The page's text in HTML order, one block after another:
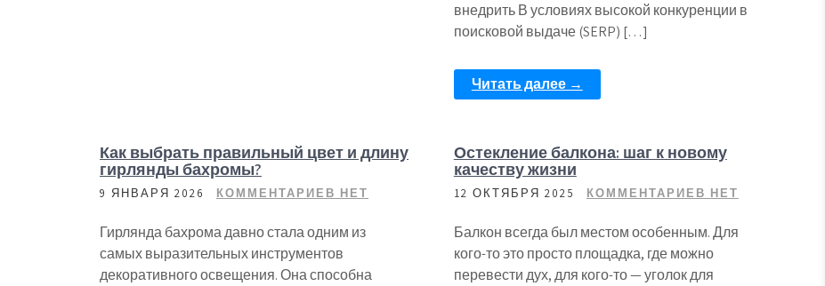
внедрить В условиях высокой конкуренции в
поисковой выдаче (SERP) […]
Читать далее →
Как выбрать правильный цвет и длину
гирлянды бахромы?
9 ЯНВАРЯ 2026 КОММЕНТАРИЕВ НЕТ
Гирлянда бахрома давно стала одним из
самых выразительных инструментов
декоративного освещения. Она способна
Остекление балкона: шаг к новому
качеству жизни
12 ОКТЯБРЯ 2025 КОММЕНТАРИЕВ НЕТ
Балкон всегда был местом особенным. Для
кого-то это просто площадка, где можно
перевести дух, для кого-то — уголок для